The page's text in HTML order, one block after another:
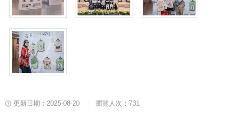
更新日期：2025-08-20 瀏覽人次：731